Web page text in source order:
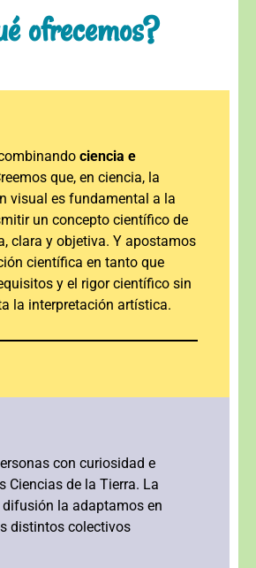
ofrecemos?
ciencia e
que, en ciencia, la
visual es fundamental a la
un concepto científico de
clara y objetiva. Y apostamos
científica en tanto que
y el rigor científico sin
la interpretación artística.
con curiosidad e
Ciencias de la Tierra. La
la adaptamos en
distintos colectivos